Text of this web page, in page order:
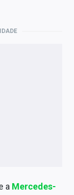
a Mercedes-